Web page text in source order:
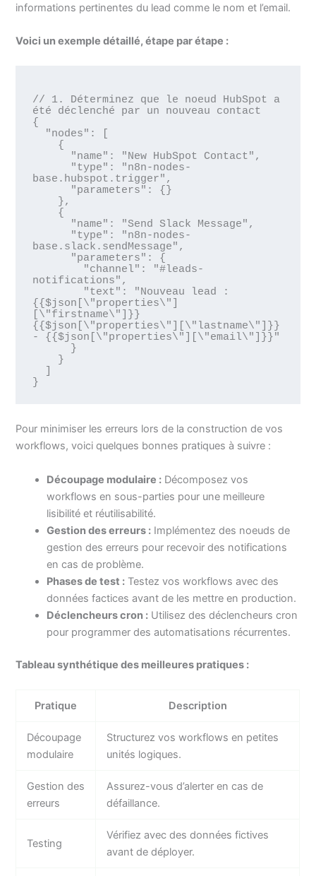
informations pertinentes du lead comme le nom et l’email.
Voici un exemple détaillé, étape par étape :
// 1. Déterminez que le noeud HubSpot a
été déclenché par un nouveau contact
{
base.hubspot.trigger",
base.slack.sendMessage",
notifications",
{{$json[\"properties\"]
[\"firstname\"]}}
{{$json[\"properties\"][\"lastname\"]}}
- {{$json[\"properties\"][\"email\"]}}"
Pour minimiser les erreurs lors de la construction de vos
workflows, voici quelques bonnes pratiques à suivre :
Découpage modulaire : Décomposez vos
workflows en sous-parties pour une meilleure
lisibilité et réutilisabilité.
Gestion des erreurs : Implémentez des noeuds de
gestion des erreurs pour recevoir des notifications
en cas de problème.
Phases de test : Testez vos workflows avec des
données factices avant de les mettre en production.
Déclencheurs cron : Utilisez des déclencheurs cron
pour programmer des automatisations récurrentes.
Tableau synthétique des meilleures pratiques :
Pratique Description
Découpage
modulaire
Structurez vos workflows en petites
unités logiques.
Gestion des
erreurs
Assurez-vous d’alerter en cas de
défaillance.
Testing
Vérifiez avec des données fictives
avant de déployer.